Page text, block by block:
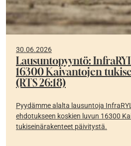
30.06.2026
Lausuntopyyntö:
16300 Kaivantojen
(RTS 26:18)
Pyydämme alalta lausuntoja
ehdotukseen koskien luvun 16300
tukiseinärakenteet päivitystä.